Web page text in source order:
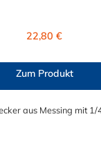
CPC Kupplung mit
Auswahl an
anspruchsvollsten
Medizin und
Products Company
Regulärer Preis:
22,80 €
Zum Produkt